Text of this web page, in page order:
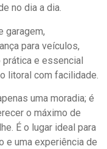
no dia a dia.
garagem,
para veículos,
prática e essencial
litoral com facilidade.
uma moradia; é
o máximo de
É o lugar ideal para
e uma experiência de